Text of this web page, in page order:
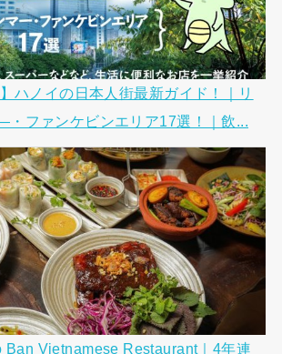
ハノイの日本人街最新ガイド！｜リ
・ファンケビンエリア17選！｜飲...
Ban Vietnamese Restaurant｜4年連